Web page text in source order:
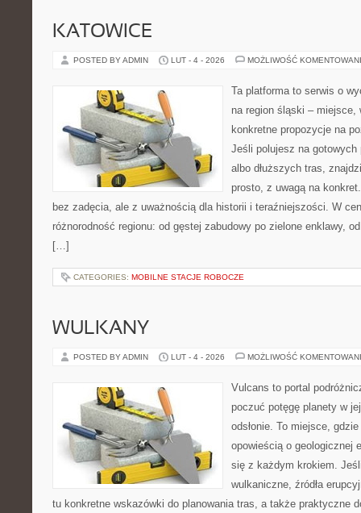
KATOWICE
POSTED BY ADMIN LUT - 4 - 2026 MOŻLIWOŚĆ
Ta platforma to serwis o
na region śląski – miejsce,
konkretne propozycje na
Jeśli polujesz na gotowych
albo dłuższych tras,
prosto, z uwagą na
bez zadęcia, ale z uważnością dla historii i teraźniejszości. W
różnorodność regionu: od gęstej zabudowy po zielone enklawy,
[…]
CATEGORIES: MOBILNE STACJE ROBOCZE
WULKANY
POSTED BY ADMIN LUT - 4 - 2026 MOŻLIWOŚĆ
Vulcans to portal
poczuć potęgę planety w
odsłonie. To miejsce,
opowieścią o geologicznej
się z każdym krokiem.
wulkaniczne, źródła
tu konkretne wskazówki do planowania tras, a także praktyczne